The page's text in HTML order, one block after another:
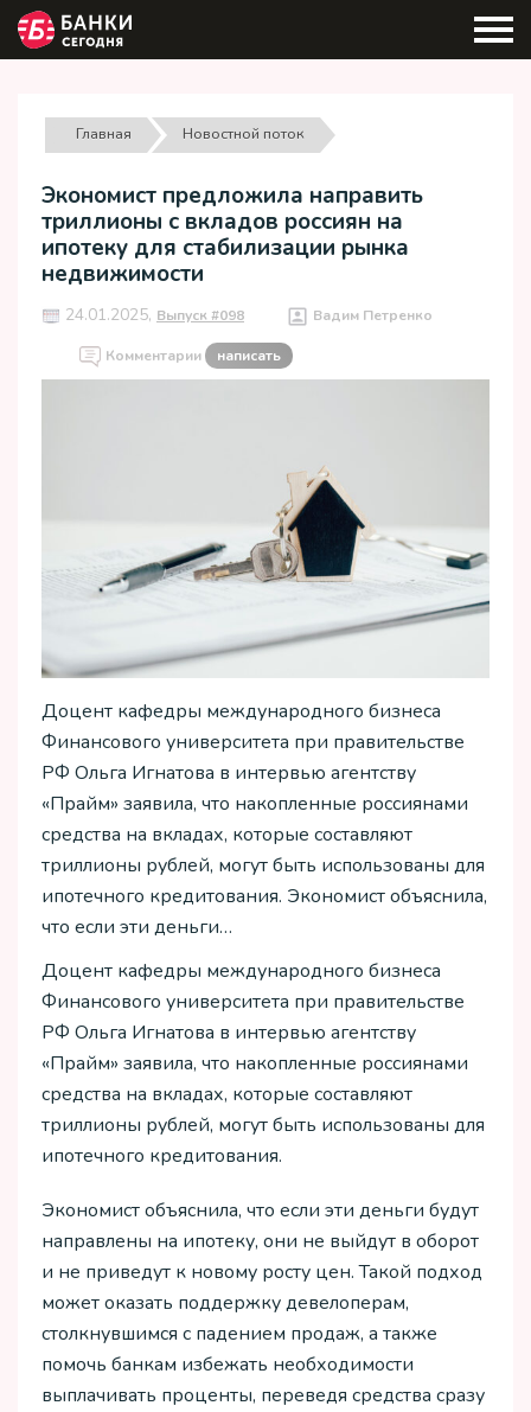
Главная Новостной поток
Экономист предложила направить
триллионы с вкладов россиян на
ипотеку для стабилизации рынка
недвижимости
24.01.2025, Выпуск #098 Вадим Петренко
Комментарии написать
Доцент кафедры международного бизнеса
Финансового университета при правительстве
РФ Ольга Игнатова в интервью агентству
«Прайм» заявила, что накопленные россиянами
средства на вкладах, которые составляют
триллионы рублей, могут быть использованы для
ипотечного кредитования. Экономист объяснила,
что если эти деньги…
Доцент кафедры международного бизнеса
Финансового университета при правительстве
РФ Ольга Игнатова в интервью агентству
«Прайм» заявила, что накопленные россиянами
средства на вкладах, которые составляют
триллионы рублей, могут быть использованы для
ипотечного кредитования.
Экономист объяснила, что если эти деньги будут
направлены на ипотеку, они не выйдут в оборот
и не приведут к новому росту цен. Такой подход
может оказать поддержку девелоперам,
столкнувшимся с падением продаж, а также
помочь банкам избежать необходимости
выплачивать проценты, переведя средства сразу